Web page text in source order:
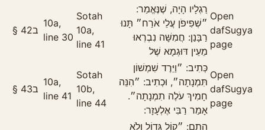
§ 42ב
10a,
line 30
Sotah
10a,
line 41
רַגְלָיו הָיָה, שֶׁנֶּאֱמַר:
״שְׁפִיפֹן עֲלֵי אֹרַח״ תָּנוּ
רַבָּנַן: חֲמִשָּׁה נִבְרְאוּ
מֵעֵין דּוּגְמָא שֶׁל
Open
dafSugya
page
§ 43ב
10a,
line 41
Sotah
10b,
line 44
כְּתִיב: ״וַיֵּרֶד שִׁמְשׁוֹן
תִּמְנָתָה״, וּכְתִיב: ״הִנֵּה
חָמִיךְ עֹלֶה תִמְנָתָה״.
אָמַר רַבִּי אֶלְעָזָר:
Open
dafSugya
page
הָתָם: ״קוֹל גָּדוֹל וְלֹא